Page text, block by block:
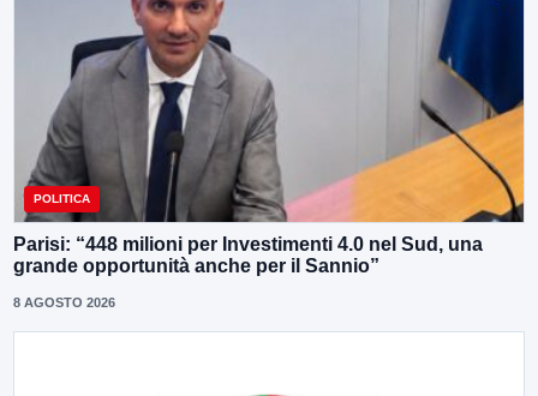
POLITICA
Parisi: “448 milioni per Investimenti 4.0 nel Sud, una
grande opportunità anche per il Sannio”
8 AGOSTO 2026